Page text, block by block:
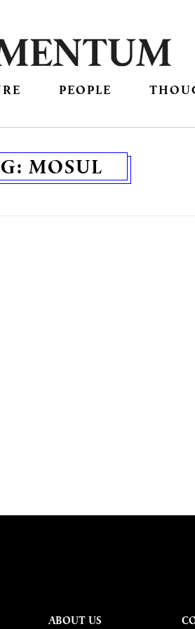
PEOPLE
MOSUL
ABOUT US